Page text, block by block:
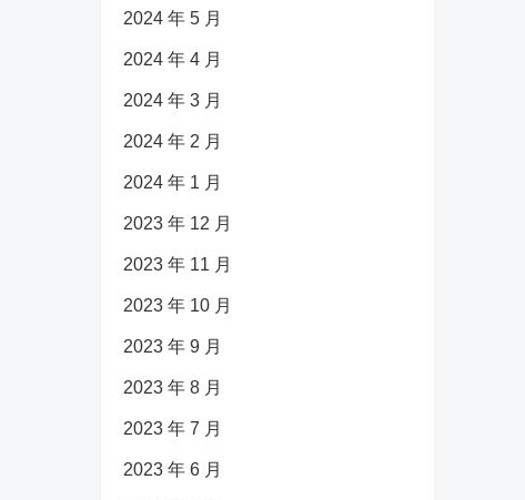
2024 年 5 月
2024 年 4 月
2024 年 3 月
2024 年 2 月
2024 年 1 月
2023 年 12 月
2023 年 11 月
2023 年 10 月
2023 年 9 月
2023 年 8 月
2023 年 7 月
2023 年 6 月